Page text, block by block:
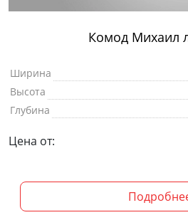
Комод Михаил
Ширина
Высота
Глубина
Цена от: